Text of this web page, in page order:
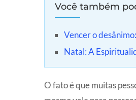
Você também
Vencer o
Natal: A
O fato é que muitas